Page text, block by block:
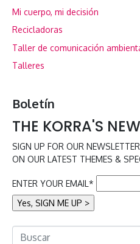
Mi cuerpo, mi decisión
Recicladoras
Taller de comunicación
Talleres
Boletín
THE KORRA'S
SIGN UP FOR OUR
ON OUR LATEST THEMES &
ENTER YOUR EMAIL*